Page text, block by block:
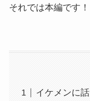
それでは本編です！
イケメンに